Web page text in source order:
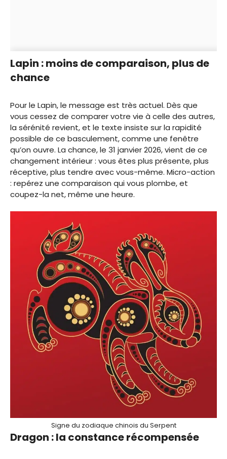
Lapin : moins de comparaison, plus de
chance
Pour le Lapin, le message est très actuel. Dès que
vous cessez de comparer votre vie à celle des autres,
la sérénité revient, et le texte insiste sur la rapidité
possible de ce basculement, comme une fenêtre
qu’on ouvre. La chance, le 31 janvier 2026, vient de ce
changement intérieur : vous êtes plus présente, plus
réceptive, plus tendre avec vous-même. Micro-action
: repérez une comparaison qui vous plombe, et
coupez-la net, même une heure.
Signe du zodiaque chinois du Serpent
Dragon : la constance récompensée